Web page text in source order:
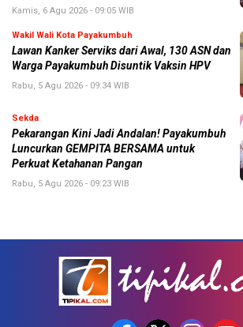
Kamis, 6 Agu 2026 - 09:05 WIB
Wakil Wali Kota Payakumbuh
Lawan Kanker Serviks dari Awal, 130 ASN dan
Warga Payakumbuh Disuntik Vaksin HPV
Rabu, 5 Agu 2026 - 09:34 WIB
Sekda
Pekarangan Kini Jadi Andalan! Payakumbuh
Luncurkan GEMPITA BERSAMA untuk
Perkuat Ketahanan Pangan
Rabu, 5 Agu 2026 - 09:23 WIB